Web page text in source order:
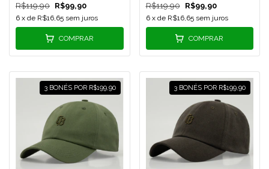
R$119,90 R$99,90
6 x de R$16,65 sem juros
COMPRAR
R$119,90 R$99,90
6 x de R$16,65 sem juros
COMPRAR
3 BONÉS POR R$199,90 3 BONÉS POR R$199,90